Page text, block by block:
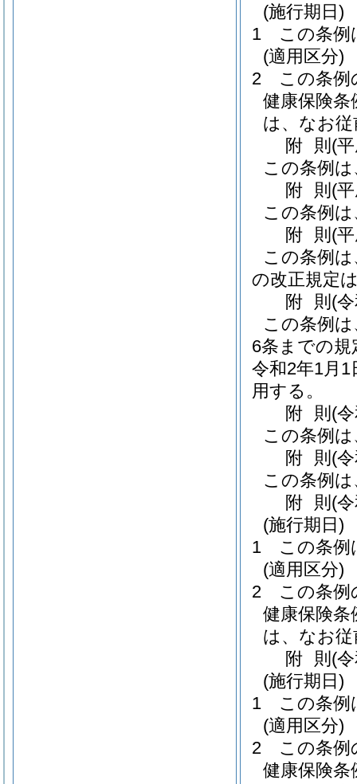
(施行期日)
1
この条例
(適用区分)
2
この条例
健康保険
は、なお
附 則 (
この条例
附 則 (
この条例
附 則 (
この条例
の改正規定
附 則 (
この条例
6条までの規
令和2年1月
用する。
附 則 (
この条例
附 則 (
この条例
附 則 (
(施行期日)
1
この条例
(適用区分)
2
この条例
健康保険
は、なお
附 則 (
(施行期日)
1
この条例
(適用区分)
2
この条例
健康保険